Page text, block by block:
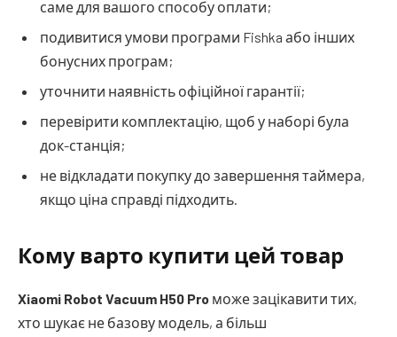
саме для вашого способу оплати;
подивитися умови програми Fishka або інших
бонусних програм;
уточнити наявність офіційної гарантії;
перевірити комплектацію, щоб у наборі була
док-станція;
не відкладати покупку до завершення таймера,
якщо ціна справді підходить.
Кому варто купити цей товар
Xiaomi Robot Vacuum H50 Pro може зацікавити тих,
хто шукає не базову модель, а більш